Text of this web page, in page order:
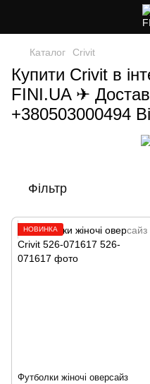
Каталог Crivit
Купити Crivit в
FINI.UA ✈
+380503000494
Фільтр
НОВИНКА
Футболки жіночі оверсайз